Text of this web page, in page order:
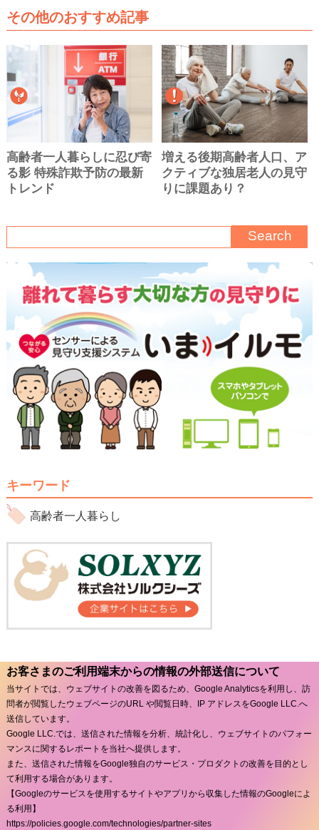
その他のおすすめ記事
高齢者一人暮らしに忍び寄
る影 特殊詐欺予防の最新
トレンド
増える後期高齢者人口、ア
クティブな独居老人の見守
りに課題あり？
キーワード
高齢者一人暮らし
お客さまのご利用端末からの情報の外部送信について
当サイトでは、ウェブサイトの改善を図るため、Google Analyticsを利用し、訪
問者が閲覧したウェブページのURL や閲覧日時、IP アドレスをGoogle LLC.へ
送信しています。
Google LLC.では、送信された情報を分析、統計化し、ウェブサイトのパフォー
マンスに関するレポートを当社へ提供します。
また、送信された情報をGoogle独自のサービス・プロダクトの改善を目的とし
て利用する場合があります。
【Googleのサービスを使用するサイトやアプリから収集した情報のGoogleによ
る利用】
https://policies.google.com/technologies/partner-sites